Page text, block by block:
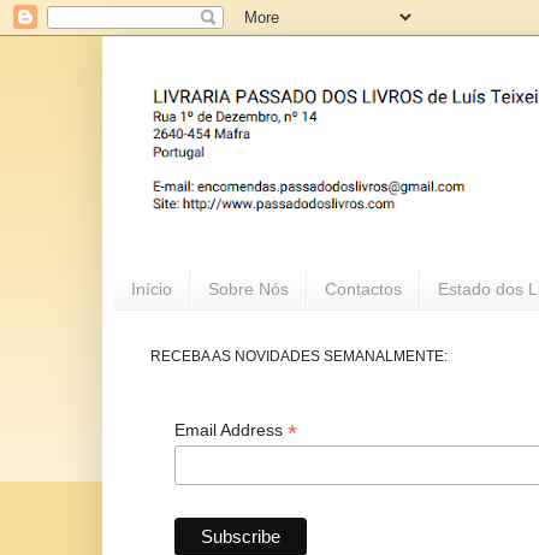
Início Sobre Nós Contactos Estado dos
RECEBA AS NOVIDADES SEMANALMENTE:
Email Address *